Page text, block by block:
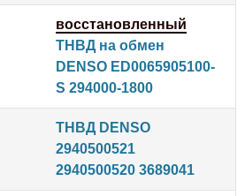
восстановленный
ТНВД на обмен
DENSO ED0065905100-
S 294000-1800
ТНВД DENSO
2940500521
2940500520 3689041